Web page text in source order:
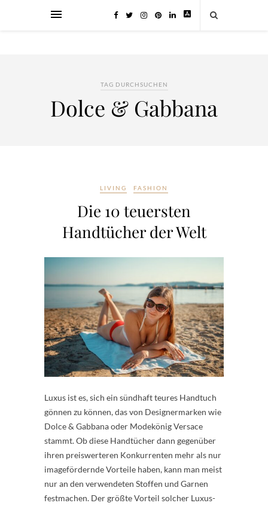
TAG DURCHSUCHEN
Dolce & Gabbana
LIVING FASHION
Die 10 teuersten
Handtücher der Welt
Luxus ist es, sich ein sündhaft teures Handtuch
gönnen zu können, das von Designermarken wie
Dolce & Gabbana oder Modekönig Versace
stammt. Ob diese Handtücher dann gegenüber
ihren preiswerteren Konkurrenten mehr als nur
imagefördernde Vorteile haben, kann man meist
nur an den verwendeten Stoffen und Garnen
festmachen. Der größte Vorteil solcher Luxus-